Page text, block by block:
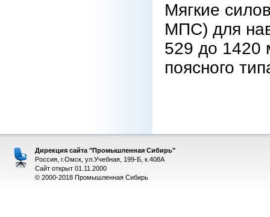
Мягкие
МПС) для
529 до 1420
поясного
Дирекция сайта "Промышленная Сибирь"
Россия, г.Омск, ул.Учебная, 199-Б, к.408А
Сайт открыт 01.11.2000
© 2000-2018 Промышленная Сибирь